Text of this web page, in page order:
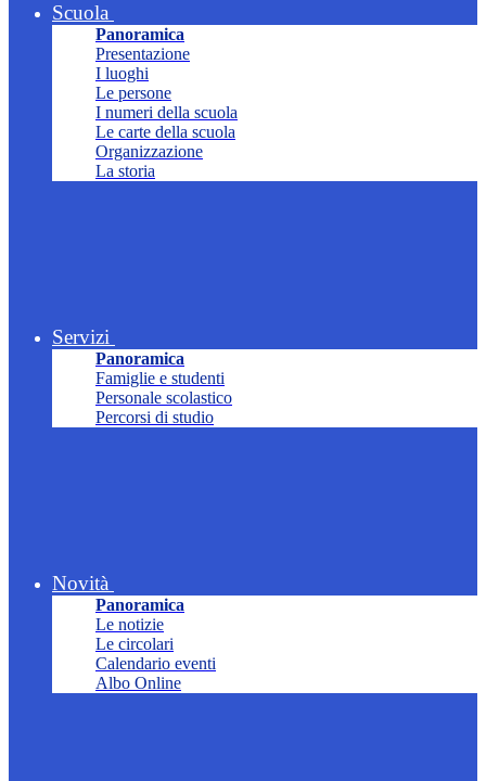
Scuola
Panoramica
Presentazione
I luoghi
Le persone
I numeri della scuola
Le carte della scuola
Organizzazione
La storia
Servizi
Panoramica
Famiglie e studenti
Personale scolastico
Percorsi di studio
Novità
Panoramica
Le notizie
Le circolari
Calendario eventi
Albo Online